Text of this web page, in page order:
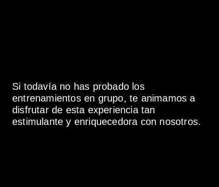
Si todavía no has probado los
entrenamientos en grupo, te animamos a
disfrutar de esta experiencia tan
estimulante y enriquecedora con nosotros.